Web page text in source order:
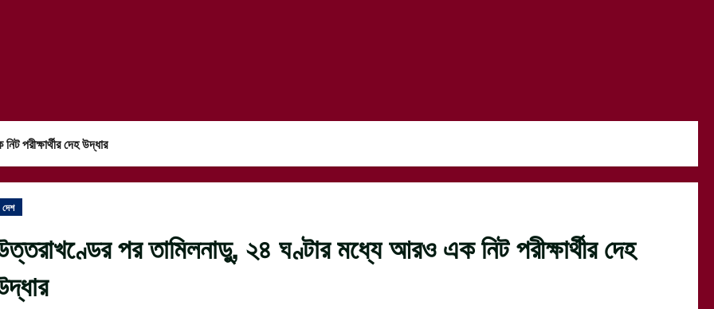
পরীক্ষার্থীর দেহ উদ্ধার
দেশ
পর তামিলনাড়ু, ২৪ ঘণ্টার মধ্যে আরও এক নিট পরীক্ষার্থীর দেহ